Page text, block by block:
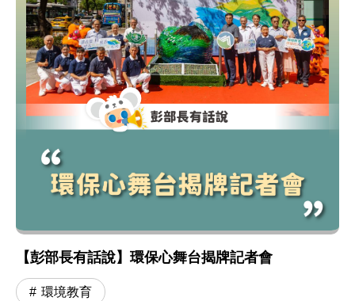
【彭部長有話說】環保心舞台揭牌記者會
環境教育